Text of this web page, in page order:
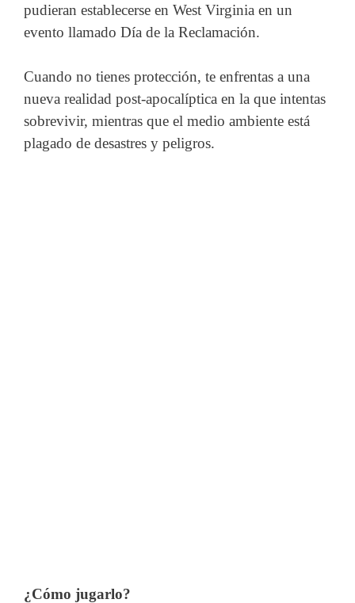
pudieran establecerse en West Virginia en un
evento llamado Día de la Reclamación.
Cuando no tienes protección, te enfrentas a una
nueva realidad post-apocalíptica en la que intentas
sobrevivir, mientras que el medio ambiente está
plagado de desastres y peligros.
¿Cómo jugarlo?